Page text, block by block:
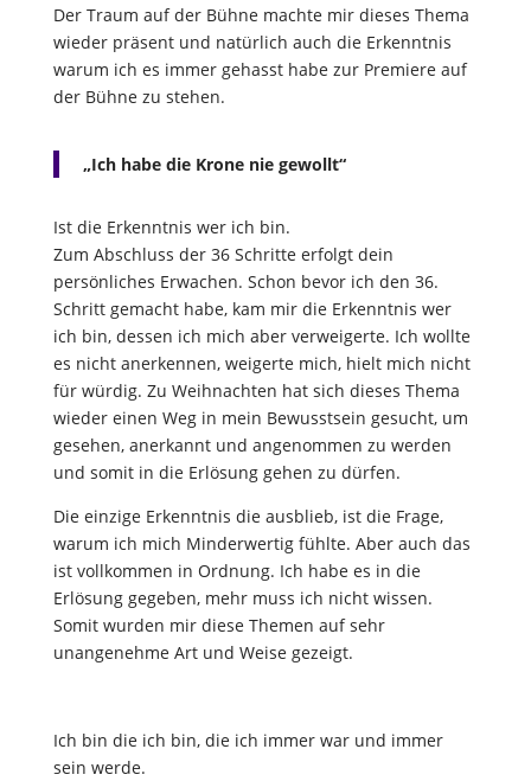
Der Traum auf der Bühne machte mir dieses Thema
wieder präsent und natürlich auch die Erkenntnis
warum ich es immer gehasst habe zur Premiere auf
der Bühne zu stehen.
„Ich habe die Krone nie gewollt“
Ist die Erkenntnis wer ich bin.
Zum Abschluss der 36 Schritte erfolgt dein
persönliches Erwachen. Schon bevor ich den 36.
Schritt gemacht habe, kam mir die Erkenntnis wer
ich bin, dessen ich mich aber verweigerte. Ich wollte
es nicht anerkennen, weigerte mich, hielt mich nicht
für würdig. Zu Weihnachten hat sich dieses Thema
wieder einen Weg in mein Bewusstsein gesucht, um
gesehen, anerkannt und angenommen zu werden
und somit in die Erlösung gehen zu dürfen.
Die einzige Erkenntnis die ausblieb, ist die Frage,
warum ich mich Minderwertig fühlte. Aber auch das
ist vollkommen in Ordnung. Ich habe es in die
Erlösung gegeben, mehr muss ich nicht wissen.
Somit wurden mir diese Themen auf sehr
unangenehme Art und Weise gezeigt.
Ich bin die ich bin, die ich immer war und immer
sein werde.